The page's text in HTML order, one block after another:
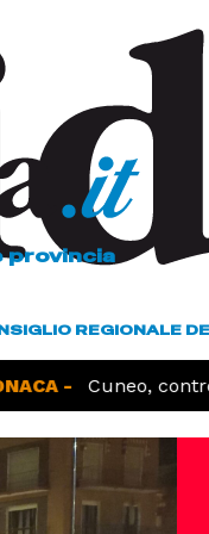
provincia
REGIONALE
- Cuneo, controlli